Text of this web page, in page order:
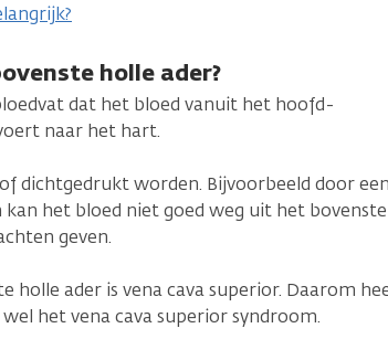
holle ader?
dat het bloed vanuit het hoofd-
naar het hart.
dichtgedrukt worden. Bijvoorbeeld door een
het bloed niet goed weg uit het bovenste
geven.
holle ader is vena cava superior. Daarom
het vena cava superior syndroom.